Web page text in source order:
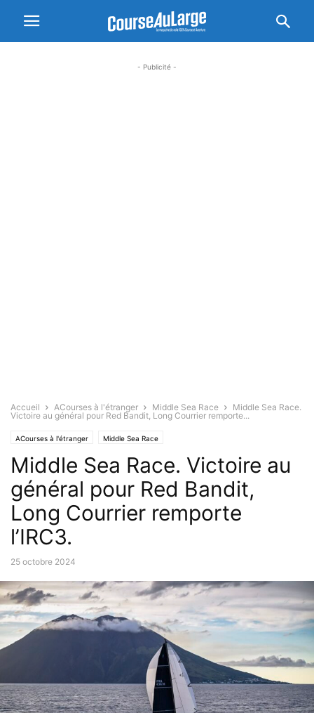
- Publicité -
Accueil ACourses à l'étranger Middle Sea Race
Middle Sea Race.
Victoire au général pour Red Bandit, Long Courrier remporte...
ACourses à l'étranger Middle Sea Race
Middle Sea Race. Victoire au
général pour Red Bandit,
Long Courrier remporte
l’IRC3.
25 octobre 2024